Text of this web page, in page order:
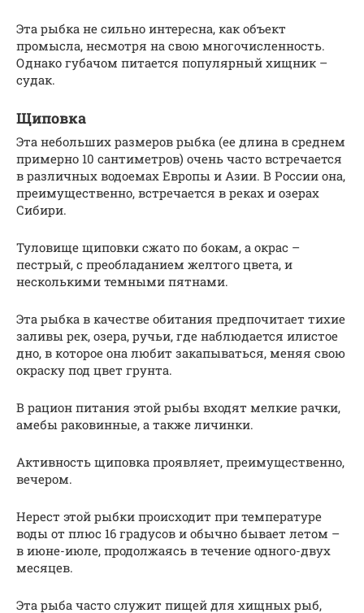
Эта рыбка не сильно интересна, как объект
промысла, несмотря на свою многочисленность.
Однако губачом питается популярный хищник –
судак.
Щиповка
Эта небольших размеров рыбка (ее длина в среднем
примерно 10 сантиметров) очень часто встречается
в различных водоемах Европы и Азии. В России она,
преимущественно, встречается в реках и озерах
Сибири.
Туловище щиповки сжато по бокам, а окрас –
пестрый, с преобладанием желтого цвета, и
несколькими темными пятнами.
Эта рыбка в качестве обитания предпочитает тихие
заливы рек, озера, ручьи, где наблюдается илистое
дно, в которое она любит закапываться, меняя свою
окраску под цвет грунта.
В рацион питания этой рыбы входят мелкие рачки,
амебы раковинные, а также личинки.
Активность щиповка проявляет, преимущественно,
вечером.
Нерест этой рыбки происходит при температуре
воды от плюс 16 градусов и обычно бывает летом –
в июне-июле, продолжаясь в течение одного-двух
месяцев.
Эта рыба часто служит пищей для хищных рыб,